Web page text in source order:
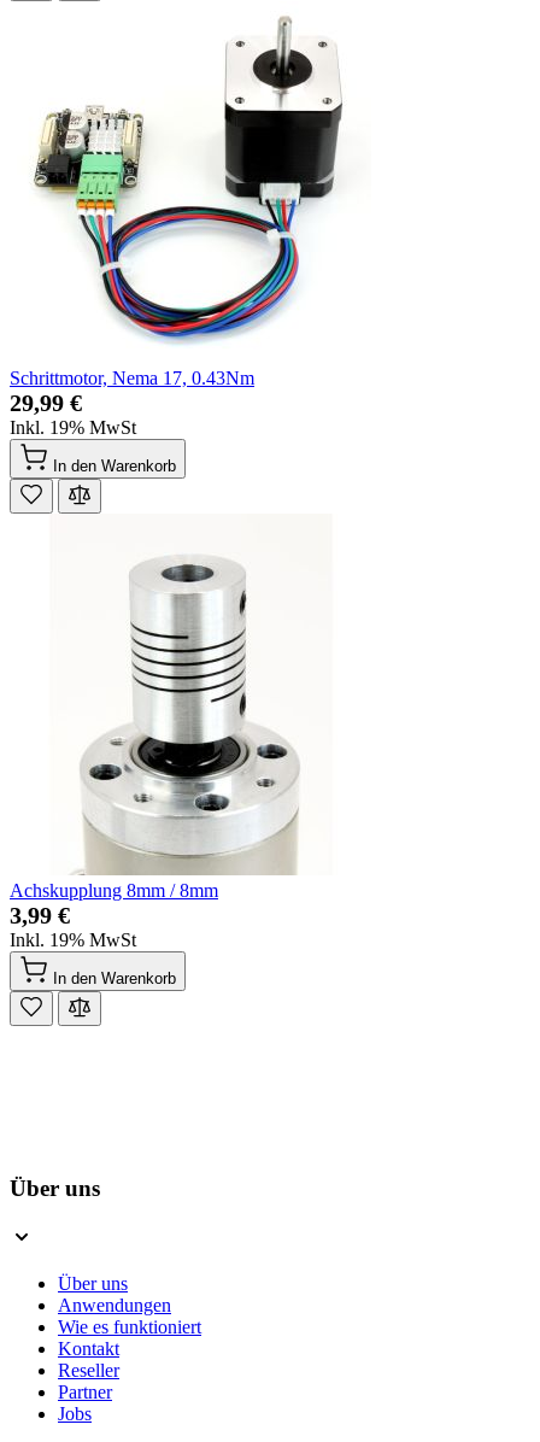
Schrittmotor, Nema 17, 0.43Nm
29,99 €
Inkl. 19% MwSt
In den Warenkorb
Achskupplung 8mm / 8mm
3,99 €
Inkl. 19% MwSt
In den Warenkorb
Über uns
Über uns
Anwendungen
Wie es funktioniert
Kontakt
Reseller
Partner
Jobs